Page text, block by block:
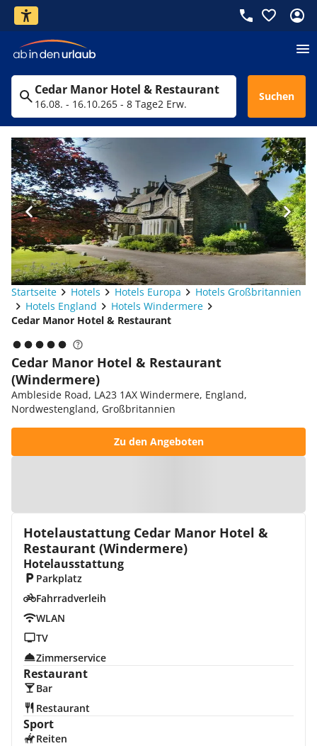
Cedar Manor Hotel & Restaurant
16.08. - 16.10.265 - 8 Tage2 Erw.
Suchen
Startseite Hotels Hotels Europa
Hotels Großbritannien
Hotels England
Hotels Windermere
Cedar Manor Hotel & Restaurant
Cedar Manor Hotel & Restaurant
(Windermere)
Ambleside Road, LA23 1AX Windermere, England,
Nordwestengland, Großbritannien
Zu den Angeboten
Hotelaustattung Cedar Manor Hotel &
Restaurant (Windermere)
Hotelausstattung
Parkplatz
Fahrradverleih
WLAN
TV
Zimmerservice
Restaurant
Bar
Restaurant
Sport
Reiten